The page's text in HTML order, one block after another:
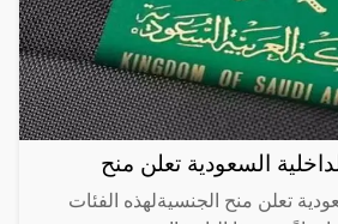
السعودية تعلن منح
تعلن منح الجنسيةلهذه الفئات